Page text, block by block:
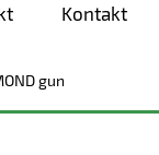
Kontakt
gun